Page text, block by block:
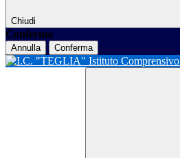
Chiudi
Conferma
Annulla Conferma
Istituto Comprensivo